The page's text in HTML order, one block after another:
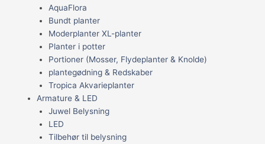
AquaFlora
Bundt planter
Moderplanter XL-planter
Planter i potter
Portioner (Mosser, Flydeplanter & Knolde)
plantegødning & Redskaber
Tropica Akvarieplanter
Armature & LED
Juwel Belysning
LED
Tilbehør til belysning